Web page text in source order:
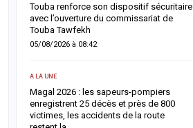
Touba renforce son dispositif sécuritaire
avec l’ouverture du commissariat de
Touba Tawfekh
05/08/2026 à 08:42
A LA UNE
Magal 2026 : les sapeurs-pompiers
enregistrent 25 décès et près de 800
victimes, les accidents de la route